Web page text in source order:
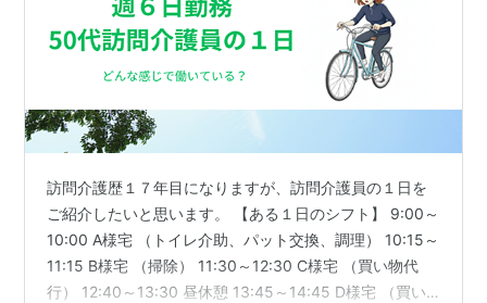
訪問介護歴１７年目になりますが、訪問介護員の１日を
ご紹介したいと思います。 【ある１日のシフト】 9:00～
10:00 A様宅 （トイレ介助、パット交換、調理） 10:15～
11:15 B様宅 （掃除） 11:30～12:30 C様宅 （買い物代
行） 12:40～13:30 昼休憩 13:45～14:45 D様宅 （買い